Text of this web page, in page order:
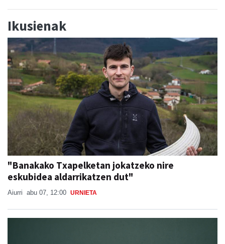
Ikusienak
"Banakako Txapelketan jokatzeko nire
eskubidea aldarrikatzen dut"
Aiurri abu 07, 12:00 URNIETA